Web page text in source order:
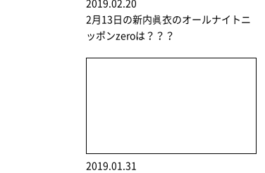
2019.02.20
2月13日の新内眞衣のオールナイトニ
ッポンzeroは？？？
2019.01.31